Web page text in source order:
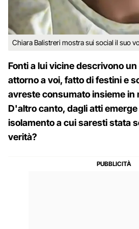
Chiara Balistreri mostra sui social il suo
Fonti a lui vicine descrivono
attorno a voi, fatto di festini e
avreste consumato insieme in
D'altro canto, dagli atti
isolamento a cui saresti stata
verità?